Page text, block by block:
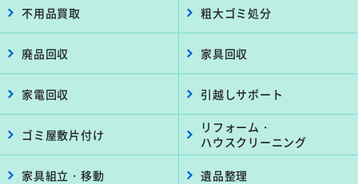
不用品買取 粗大ゴミ処分
廃品回収 家具回収
家電回収 引越しサポート
ゴミ屋敷片付け
リフォーム・
ハウスクリーニング
家具組立・移動 遺品整理